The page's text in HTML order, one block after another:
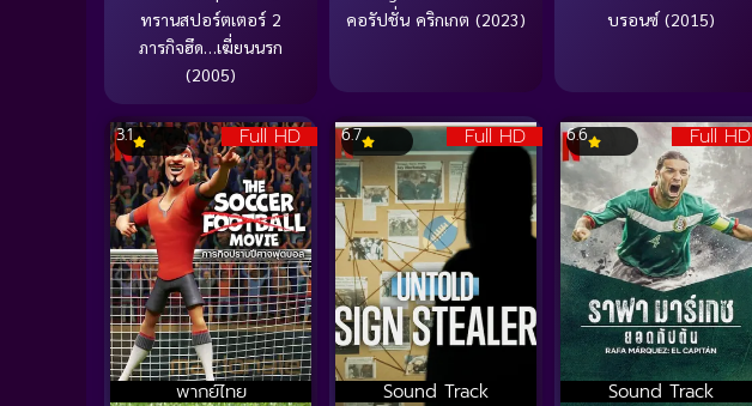
ทรานสปอร์ตเตอร์ 2
ภารกิจฮึด…เฆี่ยนนรก
(2005)
คอรัปชั่น คริกเกต (2023)
บรอนซ์ (2015)
Full HD
พากย์ไทย
3.1 Full HD
Sound Track
6.7 Full HD
Sound Track
6.6